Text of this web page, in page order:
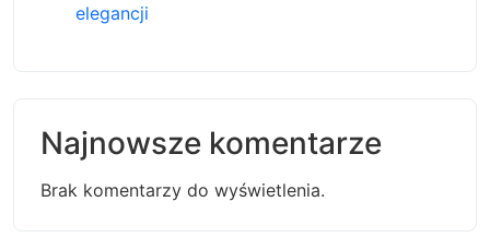
elegancji
Najnowsze komentarze
Brak komentarzy do wyświetlenia.